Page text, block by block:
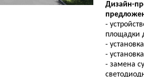
Дизайн-
-
площадки
-
-
- замена